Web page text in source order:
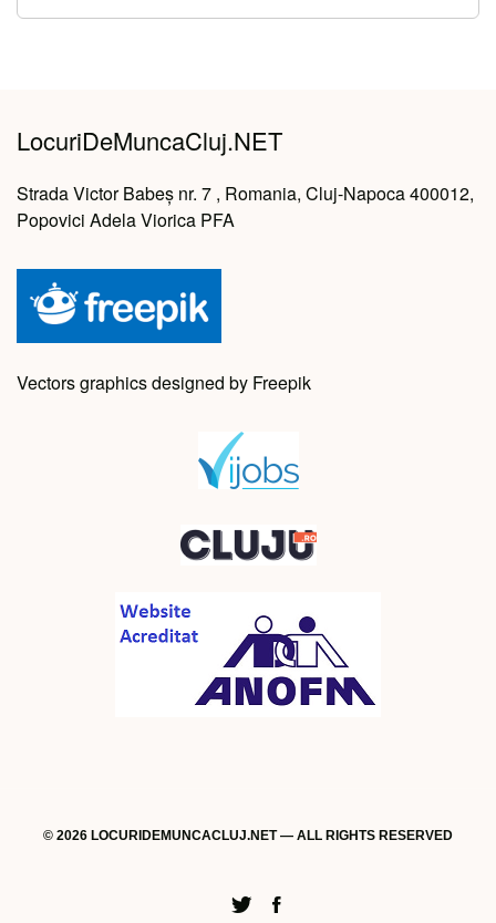
LocuriDeMuncaCluj.NET
Strada Victor Babeș nr. 7 , Romania, Cluj-Napoca 400012,
Popovici Adela Viorica PFA
Vectors graphics designed by Freepik
© 2026 LOCURIDEMUNCACLUJ.NET — ALL RIGHTS RESERVED